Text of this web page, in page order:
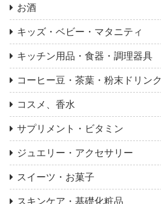
お酒
キッズ・ベビー・マタニティ
キッチン用品・食器・調理器具
コーヒー豆・茶葉・粉末ドリンク
コスメ、香水
サプリメント・ビタミン
ジュエリー・アクセサリー
スイーツ・お菓子
スキンケア・基礎化粧品